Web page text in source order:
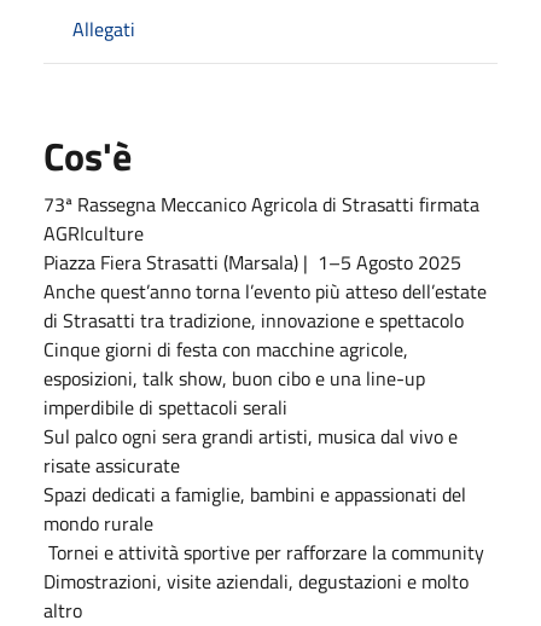
Allegati
Cos'è
73ª Rassegna Meccanico Agricola di Strasatti firmata
AGRIculture
Piazza Fiera Strasatti (Marsala) | 1–5 Agosto 2025
Anche quest’anno torna l’evento più atteso dell’estate
di Strasatti tra tradizione, innovazione e spettacolo
Cinque giorni di festa con macchine agricole,
esposizioni, talk show, buon cibo e una line-up
imperdibile di spettacoli serali
Sul palco ogni sera grandi artisti, musica dal vivo e
risate assicurate
Spazi dedicati a famiglie, bambini e appassionati del
mondo rurale
Tornei e attività sportive per rafforzare la community
Dimostrazioni, visite aziendali, degustazioni e molto
altro